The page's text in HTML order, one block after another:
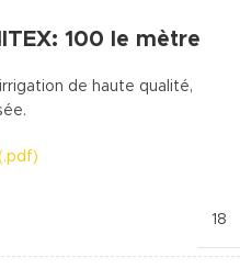
100 le mètre
de haute qualité,
18